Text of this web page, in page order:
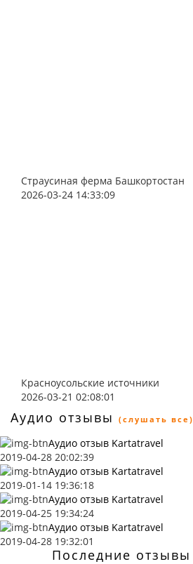
Страусиная ферма Башкортостан
2026-03-24 14:33:09
Красноусольские источники
2026-03-21 02:08:01
Аудио отзывы (слушать все)
Аудио отзыв Kartatravel
2019-04-28 20:02:39
Аудио отзыв Kartatravel
2019-01-14 19:36:18
Аудио отзыв Kartatravel
2019-04-25 19:34:24
Аудио отзыв Kartatravel
2019-04-28 19:32:01
Последние отзывы